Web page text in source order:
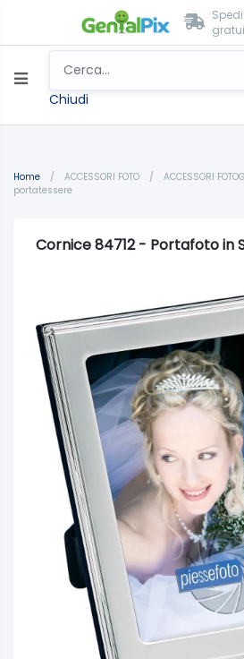
Chiudi
Home / ACCESSORI FOTO / ACCESSORI
portatessere
Cornice 84712 - Portafoto in